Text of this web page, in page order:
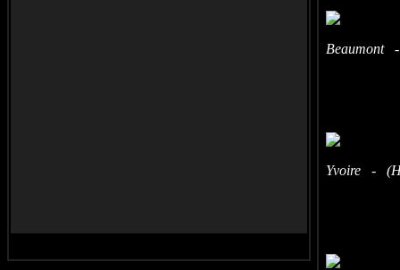
Beaumont
Yvoire -